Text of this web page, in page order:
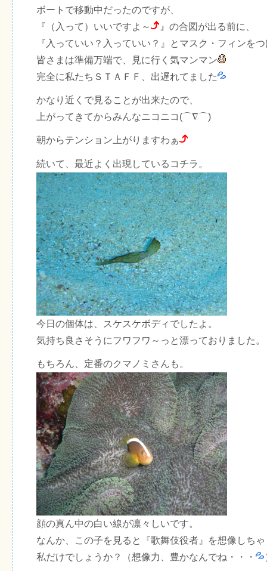
ボートで移動中だったのですが、
『（入って）いいですよ～
』の合図が出る前に、
『入っていい？入っていい？』とマスク・フィンを
皆さまは準備万端で、見に行く気マンマン
完全に私たちＳＴＡＦＦ、出遅れてました
かなり近くで見ることが出来たので、
上がってきてからみんなニコニコ(⌒∇⌒)
朝からテンション上がりますわぁ
続いて、最近よく出現しているコチラ。
今日の個体は、スケスケボディでしたよ。
気持ち良さそうにフワフワ～っと漂っておりました。
もちろん、定番のクマノミさんも。
顔の真ん中の白い線が凛々しいです。
なんか、この子を見ると『歌舞伎役者』を想像しち
私だけでしょうか？（想像力、豊かなんでね・・・